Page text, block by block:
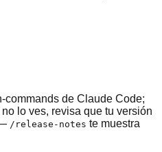
commands de Claude Code;
no lo ves, revisa que tu versión
/release-notes te muestra